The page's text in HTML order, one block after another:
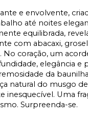
e envolvente,
até noites
equilibrada,
com abacaxi,
coração, um
elegância e
da
natural do musgo
inesquecível. Uma
Surpreenda-se.